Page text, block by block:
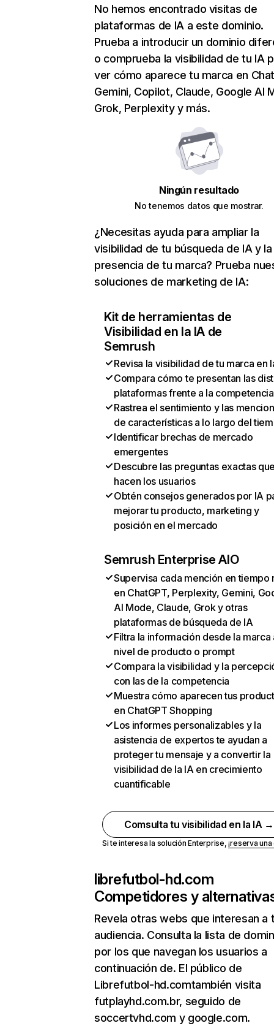
No hemos encontrado visitas de
plataformas de IA a este dominio.
Prueba a introducir un dominio
o comprueba la visibilidad de tu IA
ver cómo aparece tu marca en
Gemini, Copilot, Claude, Google AI
Grok, Perplexity y más.
Ningún resultado
No tenemos datos que mostrar.
¿Necesitas ayuda para ampliar la
visibilidad de tu búsqueda de IA y la
presencia de tu marca? Prueba
soluciones de marketing de IA:
Kit de herramientas de
Visibilidad en la IA de
Semrush
Revisa la visibilidad de tu marca en
Compara cómo te presentan las
plataformas frente a la competencia
Rastrea el sentimiento y las
de características a lo largo del
Identificar brechas de mercado
emergentes
Descubre las preguntas exactas
hacen los usuarios
Obtén consejos generados por IA
mejorar tu producto, marketing y
posición en el mercado
Semrush Enterprise AIO
Supervisa cada mención en tiempo
en ChatGPT, Perplexity, Gemini,
AI Mode, Claude, Grok y otras
plataformas de búsqueda de IA
Filtra la información desde la marca
nivel de producto o prompt
Compara la visibilidad y la
con las de la competencia
Muestra cómo aparecen tus
en ChatGPT Shopping
Los informes personalizables y la
asistencia de expertos te ayudan a
proteger tu mensaje y a convertir la
visibilidad de la IA en crecimiento
cuantificable
Comsulta tu visibilidad en la IA →
Si te interesa la solución Enterprise,¡reserva
librefutbol-hd.com
Competidores y
Revela otras webs que interesan a
audiencia. Consulta la lista de
por los que navegan los usuarios a
continuación de. El público de
Librefutbol-hd.comtambién visita
futplayhd.com.br, seguido de
soccertvhd.com y google.com.